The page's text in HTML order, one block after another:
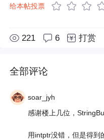
给本帖投票
221 6 打赏
全部评论
soar_jyh
感谢楼上几位，
用intptr没错，但是得到